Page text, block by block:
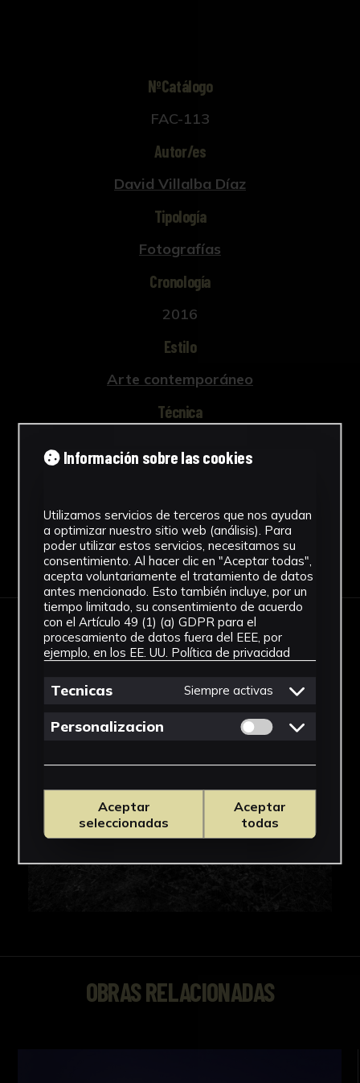
NºCatálogo
FAC-113
Autor/es
David Villalba Díaz
Tipología
Fotografías
Cronología
2016
Estilo
Arte contemporáneo
Técnica
Ver más
Descargar Ficha
IMÁGENES
OBRAS RELACIONADAS
Información sobre las cookies
Utilizamos servicios de terceros que nos ayudan
a optimizar nuestro sitio web (análisis). Para
poder utilizar estos servicios, necesitamos su
consentimiento. Al hacer clic en "Aceptar todas",
acepta voluntariamente el tratamiento de datos
antes mencionado. Esto también incluye, por un
tiempo limitado, su consentimiento de acuerdo
con el Artículo 49 (1) (a) GDPR para el
procesamiento de datos fuera del EEE, por
ejemplo, en los EE. UU. Política de privacidad
Tecnicas Siempre activas
Personalizacion Permitir cookies
Aceptar
seleccionadas
Aceptar
todas